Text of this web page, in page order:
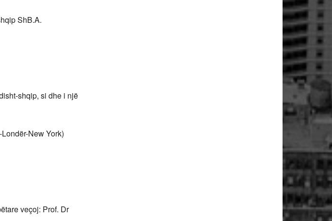
ShB.A.
shqip, si dhe i një
New York)
veçoj: Prof. Dr